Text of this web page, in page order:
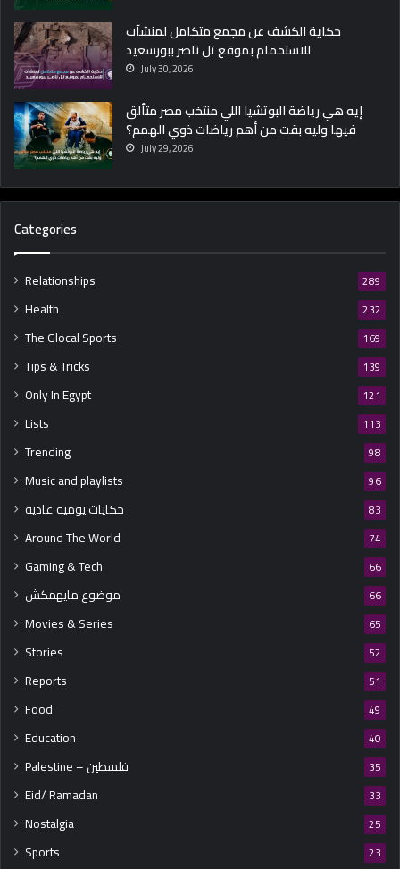
حكاية الكشف عن مجمع متكامل لمنشآت
للاستحمام بموقع تل ناصر ببورسعيد
July 30, 2026
إيه هي رياضة البوتشيا اللي منتخب مصر متألق
فيها وليه بقت من أهم رياضات ذوي الهمم؟
July 29, 2026
Categories
Relationships 289
Health 232
The Glocal Sports 169
Tips & Tricks 139
Only In Egypt 121
Lists 113
Trending 98
Music and playlists 96
حكايات يومية عادية 83
Around The World 74
Gaming & Tech 66
موضوع مايهمكش 66
Movies & Series 65
Stories 52
Reports 51
Food 49
Education 40
Palestine – فلسطين 35
Eid/ Ramadan 33
Nostalgia 25
Sports 23